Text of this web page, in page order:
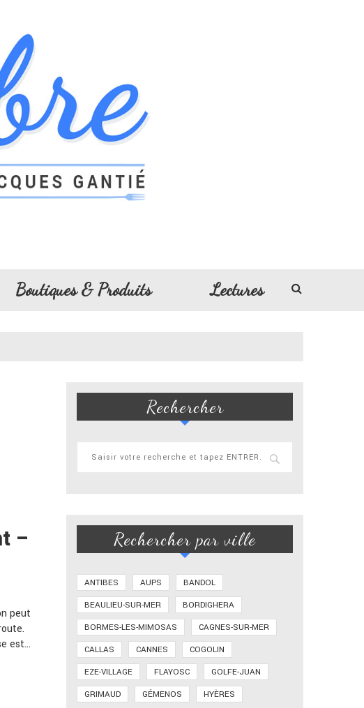
Boutiques & Produits Lectures
–
peut
est…
Rechercher
Rechercher par ville
ANTIBES AUPS
BANDOL
BEAULIEU-SUR-MER
BORDIGHERA
BORMES-LES-MIMOSAS
CAGNES-SUR-MER
CALLAS
CANNES
COGOLIN
EZE-VILLAGE
FLAYOSC
GOLFE-JUAN
GRIMAUD
GÉMENOS
HYÈRES